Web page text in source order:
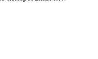
имеет
то валялся без
А так советую Всем.